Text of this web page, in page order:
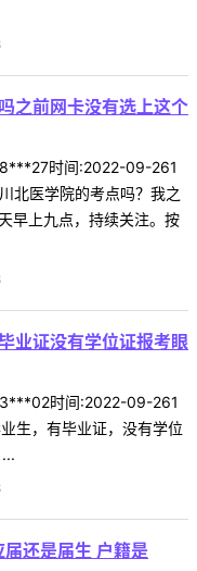
之前网卡没有选上这个
时间:2022-09-261
北医学院的考点吗？我之
早上九点，持续关注。按
业证没有学位证报考眼
时间:2022-09-261
生，有毕业证，没有学位
还是届生 户籍是